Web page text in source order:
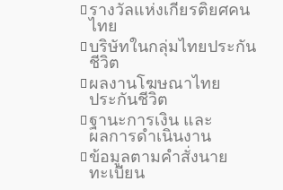
รางวัลแห่งเกียรติยศคน
ไทย
บริษัทในกลุ่มไทยประกัน
ชีวิต
ผลงานโฆษณาไทย
ประกันชีวิต
ฐานะการเงิน และ
ผลการดำเนินงาน
ข้อมูลตามคำสั่งนาย
ทะเบียน